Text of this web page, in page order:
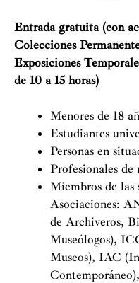
Entrada gratuita (con
Colecciones
Exposiciones
de 10 a 15 horas)
Menores de 18
Estudiantes
Personas en
Profesionales de
Miembros de las
Asociaciones:
de Archiveros,
Museólogos),
Museos), IAC